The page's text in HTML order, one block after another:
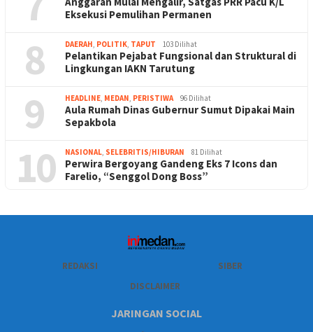
Eksekusi Pemulihan Permanen
8 DAERAH, POLITIK, TAPUT 103 Dilihat
Pelantikan Pejabat Fungsional dan Struktural di
Lingkungan IAKN Tarutung
9 HEADLINE, MEDAN, PERISTIWA 96 Dilihat
Aula Rumah Dinas Gubernur Sumut Dipakai Main
Sepakbola
10 NASIONAL, SELEBRITIS/HIBURAN 81 Dilihat
Perwira Bergoyang Gandeng Eks 7 Icons dan
Farelio, “Senggol Dong Boss”
REDAKSI
SIBER
DISCLAIMER
JARINGAN SOCIAL